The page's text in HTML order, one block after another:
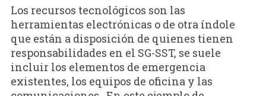
Los recursos tecnológicos son las
herramientas electrónicas o de otra índole
que están a disposición de quienes tienen
responsabilidades en el SG-SST, se suele
incluir los elementos de emergencia
existentes, los equipos de oficina y las